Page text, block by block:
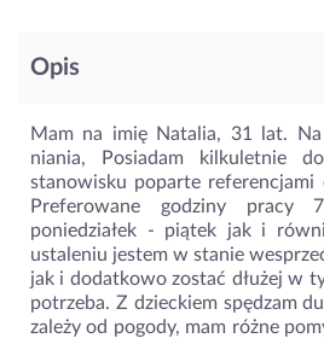
Opis
Mam na imię Natalia, 31 lat.
niania, Posiadam kilkuletnie
stanowisku poparte referencjami
Preferowane godziny pracy
poniedziałek - piątek jak i
ustaleniu jestem w stanie
jak i dodatkowo zostać dłużej w
potrzeba. Z dzieckiem spędzam
zależy od pogody, mam różne